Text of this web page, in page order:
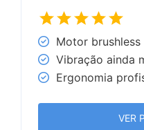
Motor brushless
Vibração ainda
Ergonomia
VER